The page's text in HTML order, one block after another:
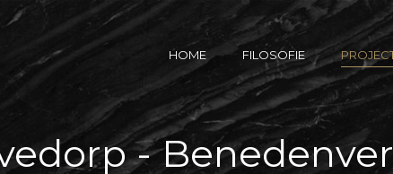
HOME FILOSOFIE
-